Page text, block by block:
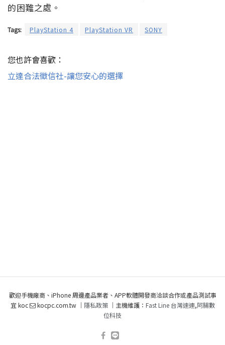
的困難之處。
Tags: PlayStation 4 PlayStation VR SONY
您也許會喜歡：
立達合法徵信社-讓您安心的選擇
歡迎手機廠商、iPhone 周邊產品業者、APP軟體開發商洽談合作或產品測試事
宜 koc
kocpc.com.tw ｜ 隱私政策｜主機維護： Fast Line 台灣速連,阿腸數
位科技